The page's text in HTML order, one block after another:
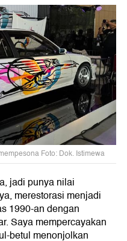
Foto: Dok. Istimewa
jadi punya nilai
merestorasi menjadi
1990-an dengan
Saya mempercayakan
betul menonjolkan